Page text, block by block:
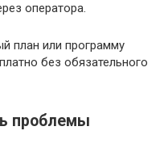
оператора.
план или программу
без обязательного
проблемы